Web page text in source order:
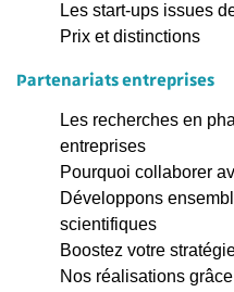
Les start-ups issues
Prix et distinctions
Partenariats entreprises
Les recherches en
entreprises
Pourquoi collaborer
Développons
scientifiques
Boostez votre
Nos réalisations